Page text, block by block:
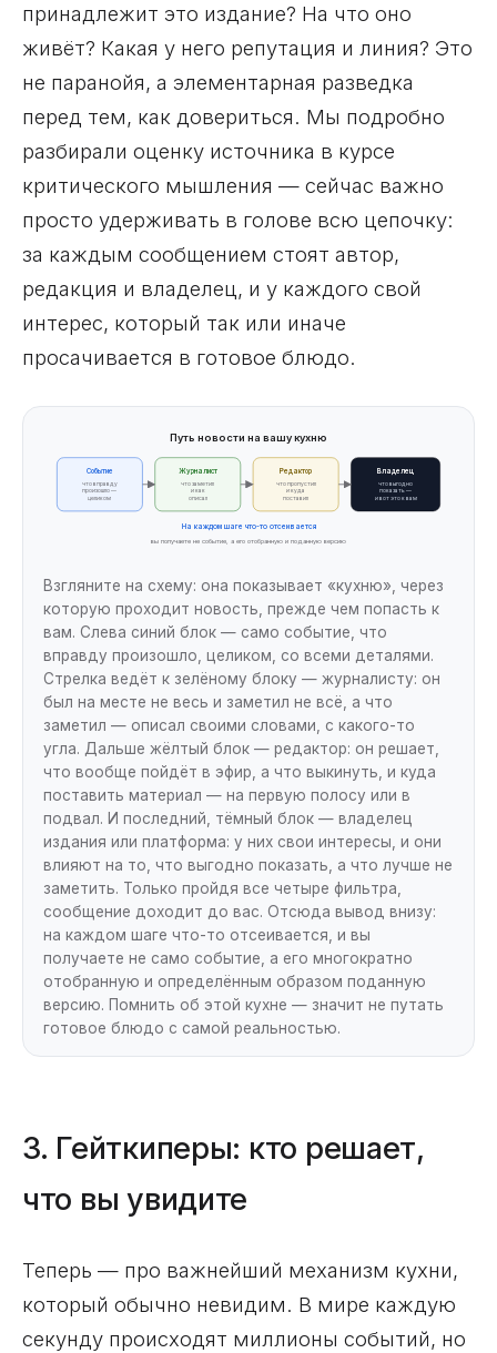
принадлежит это издание? На что оно
живёт? Какая у него репутация и линия? Это
не паранойя, а элементарная разведка
перед тем, как довериться. Мы подробно
разбирали оценку источника в курсе
критического мышления — сейчас важно
просто удерживать в голове всю цепочку:
за каждым сообщением стоят автор,
редакция и владелец, и у каждого свой
интерес, который так или иначе
просачивается в готовое блюдо.
Путь новости на вашу кухню
Событие
что вправду
произошло —
целиком
Журналист
что заметил
и как
описал
Редактор
что пропустил
и куда
поставил
Владелец
что выгодно
показать —
и вот это к вам
На каждом шаге что-то отсеивается
вы получаете не событие, а его отобранную и поданную версию
Взгляните на схему: она показывает «кухню», через
которую проходит новость, прежде чем попасть к
вам. Слева синий блок — само событие, что
вправду произошло, целиком, со всеми деталями.
Стрелка ведёт к зелёному блоку — журналисту: он
был на месте не весь и заметил не всё, а что
заметил — описал своими словами, с какого-то
угла. Дальше жёлтый блок — редактор: он решает,
что вообще пойдёт в эфир, а что выкинуть, и куда
поставить материал — на первую полосу или в
подвал. И последний, тёмный блок — владелец
издания или платформа: у них свои интересы, и они
влияют на то, что выгодно показать, а что лучше не
заметить. Только пройдя все четыре фильтра,
сообщение доходит до вас. Отсюда вывод внизу:
на каждом шаге что-то отсеивается, и вы
получаете не само событие, а его многократно
отобранную и определённым образом поданную
версию. Помнить об этой кухне — значит не путать
готовое блюдо с самой реальностью.
3. Гейткиперы: кто решает,
что вы увидите
Теперь — про важнейший механизм кухни,
который обычно невидим. В мире каждую
секунду происходят миллионы событий, но